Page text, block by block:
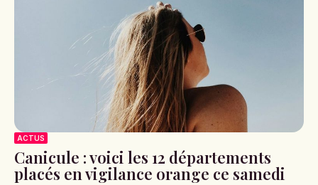
ACTUS
Canicule : voici les 12 départements
placés en vigilance orange ce samedi